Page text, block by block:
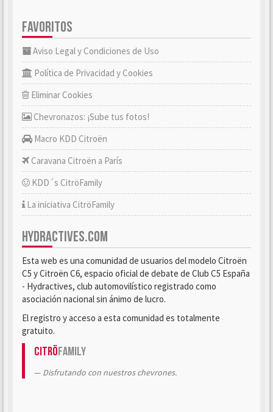
FAVORITOS
Aviso Legal y Condiciones de Uso
Política de Privacidad y Cookies
Eliminar Cookies
Chevronazos: ¡Sube tus fotos!
Macro KDD Citroën
Caravana Citroën a París
KDD´s CitröFamily
La iniciativa CitröFamily
HYDRACTIVES.COM
Esta web es una comunidad de usuarios del modelo Citroën
C5 y Citroën C6, espacio oficial de debate de Club C5 España
- Hydractives, club automovilístico registrado como
asociación nacional sin ánimo de lucro.
El registro y acceso a esta comunidad es totalmente
gratuito.
CitröFamily
Disfrutando con nuestros chevrones.